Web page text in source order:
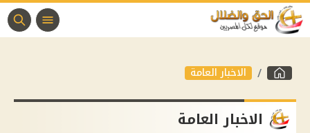
الاخبار العامة
الاخبار العامة